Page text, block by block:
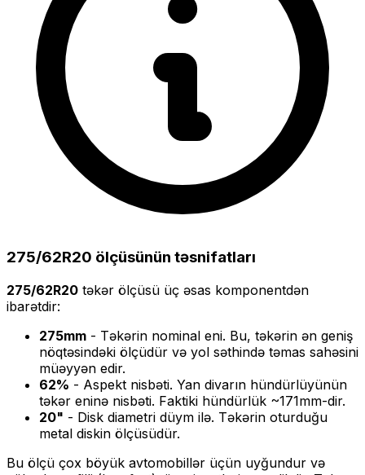
275/62R20 ölçüsünün təsnifatları
275/62R20 təkər ölçüsü üç əsas komponentdən
ibarətdir:
275mm - Təkərin nominal eni. Bu, təkərin ən geniş
nöqtəsindəki ölçüdür və yol səthində təmas sahəsini
müəyyən edir.
62% - Aspekt nisbəti. Yan divarın hündürlüyünün
təkər eninə nisbəti. Faktiki hündürlük ~171mm-dir.
20" - Disk diametri düym ilə. Təkərin oturduğu
metal diskin ölçüsüdür.
Bu ölçü çox böyük avtomobillər üçün uyğundur və